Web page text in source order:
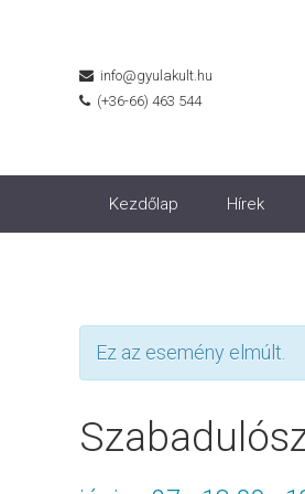
info@gyulakult.hu
(+36-66) 463 544
Kezdőlap Hírek
Ez az esemény elmúlt.